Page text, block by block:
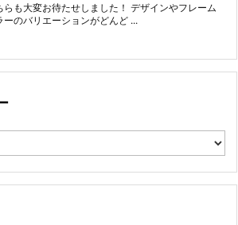
らも大変お待たせしました！ デザインやフレーム
ーのバリエーションがどんど ...